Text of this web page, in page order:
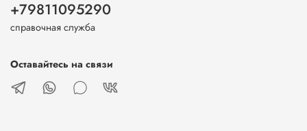
+79811095290
справочная служба
Оставайтесь на связи